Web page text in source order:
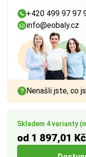
Skladem 4 varianty
od 1 897,01 Kč
+420 499 97 97
info@eobaly.cz
Nenašli jste, co